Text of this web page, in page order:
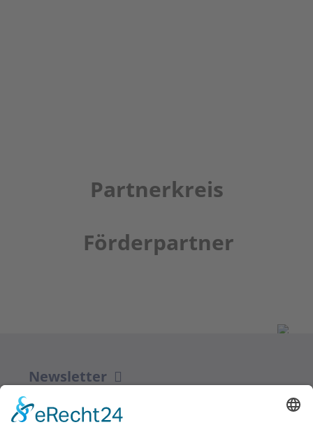
Partnerkreis
Förderpartner
Newsletter
ZUR ANMELDUNG